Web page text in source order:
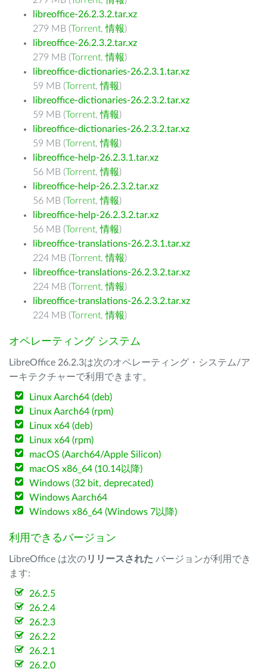
libreoffice-26.2.3.2.tar.xz
279 MB (Torrent,情報)
libreoffice-26.2.3.2.tar.xz
279 MB (Torrent,情報)
libreoffice-dictionaries-26.2.3.1.tar.xz
59 MB (Torrent,情報)
libreoffice-dictionaries-26.2.3.2.tar.xz
59 MB (Torrent,情報)
libreoffice-dictionaries-26.2.3.2.tar.xz
59 MB (Torrent,情報)
libreoffice-help-26.2.3.1.tar.xz
56 MB (Torrent,情報)
libreoffice-help-26.2.3.2.tar.xz
56 MB (Torrent,情報)
libreoffice-help-26.2.3.2.tar.xz
56 MB (Torrent,情報)
libreoffice-translations-26.2.3.1.tar.xz
224 MB (Torrent,情報)
libreoffice-translations-26.2.3.2.tar.xz
224 MB (Torrent,情報)
libreoffice-translations-26.2.3.2.tar.xz
224 MB (Torrent,情報)
オペレーティング システム
LibreOffice 26.2.3は次のオペレーティング・システム/ア
ーキテクチャーで利用できます。
Linux Aarch64 (deb)
Linux Aarch64 (rpm)
Linux x64 (deb)
Linux x64 (rpm)
macOS (Aarch64/Apple Silicon)
macOS x86_64 (10.14以降)
Windows (32 bit, deprecated)
Windows Aarch64
Windows x86_64 (Windows 7以降)
利用できるバージョン
LibreOffice は次のリリースされた バージョンが利用でき
ます:
26.2.5
26.2.4
26.2.3
26.2.2
26.2.1
26.2.0